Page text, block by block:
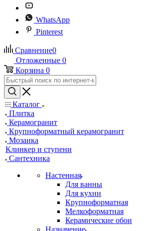
WhatsApp
Pinterest
Сравнение0
Отложенные 0
Корзина 0
Каталог
Плитка
Керамогранит
Крупноформатный керамогранит
Мозаика
Клинкер и ступени
Сантехника
Настенная
Для ванны
Для кухни
Крупноформатная
Мелкоформатная
Керамические обои